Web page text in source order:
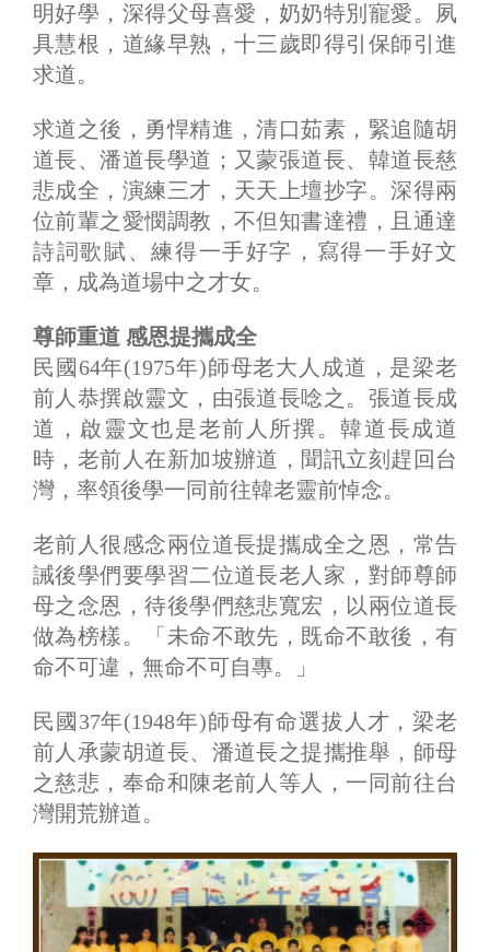
明好學，深得父母喜愛，奶奶特別寵愛。夙
具慧根，道緣早熟，十三歲即得引保師引進
求道。
求道之後，勇悍精進，清口茹素，緊追隨胡
道長、潘道長學道；又蒙張道長、韓道長慈
悲成全，演練三才，天天上壇抄字。深得兩
位前輩之愛憫調教，不但知書達禮，且通達
詩詞歌賦、練得一手好字，寫得一手好文
章，成為道場中之才女。
尊師重道 感恩提攜成全
民國64年(1975年)師母老大人成道，是梁老
前人恭撰啟靈文，由張道長唸之。張道長成
道，啟靈文也是老前人所撰。韓道長成道
時，老前人在新加坡辦道，聞訊立刻趕回台
灣，率領後學一同前往韓老靈前悼念。
老前人很感念兩位道長提攜成全之恩，常告
誡後學們要學習二位道長老人家，對師尊師
母之念恩，待後學們慈悲寬宏，以兩位道長
做為榜樣。「未命不敢先，既命不敢後，有
命不可違，無命不可自專。」
民國37年(1948年)師母有命選拔人才，梁老
前人承蒙胡道長、潘道長之提攜推舉，師母
之慈悲，奉命和陳老前人等人，一同前往台
灣開荒辦道。